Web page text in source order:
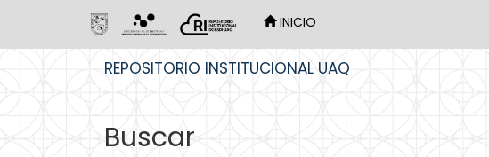
INICIO
REPOSITORIO INSTITUCIONAL UAQ
Buscar